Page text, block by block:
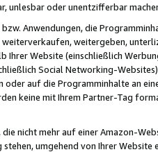
unlesbar oder unentzifferbar
Anwendungen, die
weitergeben,
Ihrer Website (einschließlich
Social Networking-
oder auf die Programminhalte an
keine mit Ihrem Partner-Tag
nicht mehr auf einer Amazon-
umgehend von Ihrer